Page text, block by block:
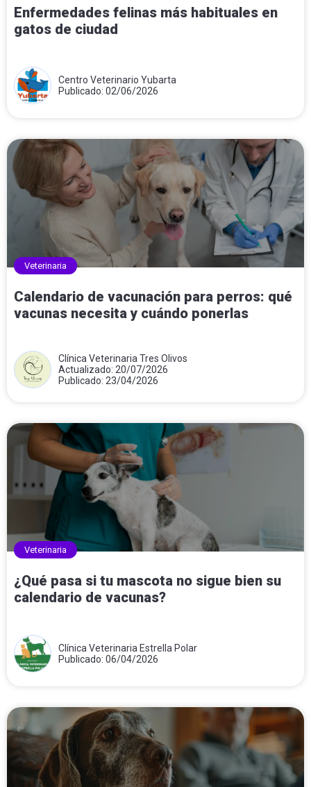
Enfermedades felinas más habituales en
gatos de ciudad
Centro Veterinario Yubarta
Publicado: 02/06/2026
Veterinaria
Calendario de vacunación para perros: qué
vacunas necesita y cuándo ponerlas
Clínica Veterinaria Tres Olivos
Actualizado: 20/07/2026
Publicado: 23/04/2026
Veterinaria
¿Qué pasa si tu mascota no sigue bien su
calendario de vacunas?
Clínica Veterinaria Estrella Polar
Publicado: 06/04/2026